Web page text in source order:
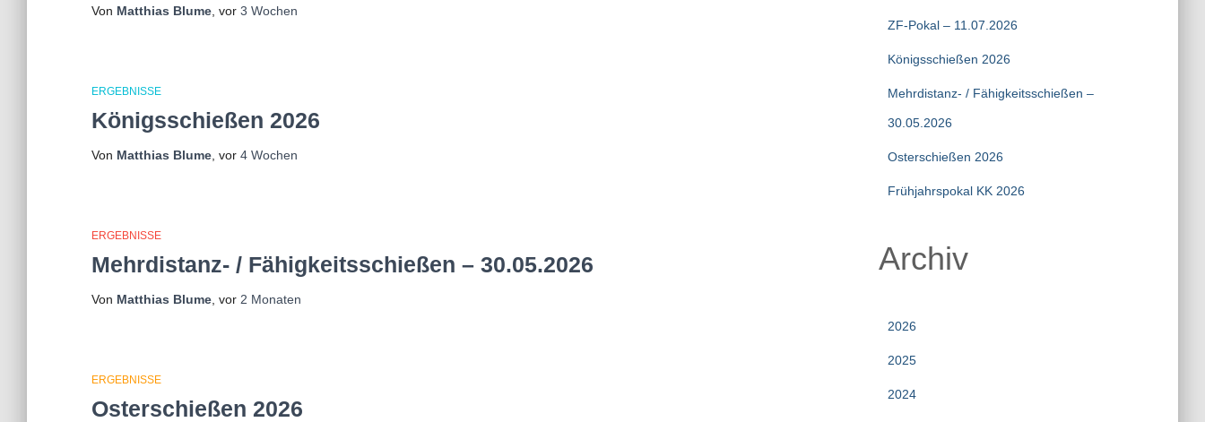
Von Matthias Blume , vor 3 Wochen
ERGEBNISSE
Königsschießen 2026
Von Matthias Blume , vor 4 Wochen
ERGEBNISSE
Mehrdistanz- / Fähigkeitsschießen – 30.05.2026
Von Matthias Blume , vor 2 Monaten
ERGEBNISSE
Osterschießen 2026
ZF-Pokal – 11.07.2026
Königsschießen 2026
Mehrdistanz- / Fähigkeitsschießen –
30.05.2026
Osterschießen 2026
Frühjahrspokal KK 2026
Archiv
2026
2025
2024